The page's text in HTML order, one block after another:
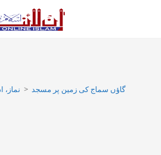
نماز، > گاؤں سماج كى زمین پر مسجد